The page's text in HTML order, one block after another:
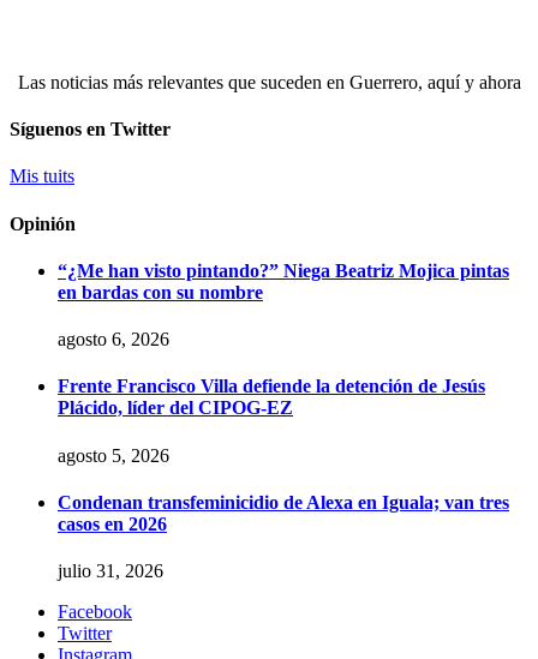
Las noticias más relevantes que suceden en Guerrero, aquí y ahora
Síguenos en Twitter
Mis tuits
Opinión
“¿Me han visto pintando?” Niega Beatriz Mojica pintas
en bardas con su nombre
agosto 6, 2026
Frente Francisco Villa defiende la detención de Jesús
Plácido, líder del CIPOG-EZ
agosto 5, 2026
Condenan transfeminicidio de Alexa en Iguala; van tres
casos en 2026
julio 31, 2026
Facebook
Twitter